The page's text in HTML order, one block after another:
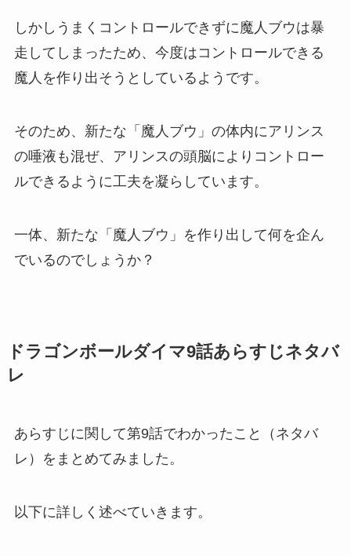
しかしうまくコントロールできずに魔人ブウは暴
走してしまったため、今度はコントロールできる
魔人を作り出そうとしているようです。
そのため、新たな「魔人ブウ」の体内にアリンス
の唾液も混ぜ、アリンスの頭脳によりコントロー
ルできるように工夫を凝らしています。
一体、新たな「魔人ブウ」を作り出して何を企ん
でいるのでしょうか？
ドラゴンボールダイマ9話あらすじネタバ
レ
あらすじに関して第9話でわかったこと（ネタバ
レ）をまとめてみました。
以下に詳しく述べていきます。